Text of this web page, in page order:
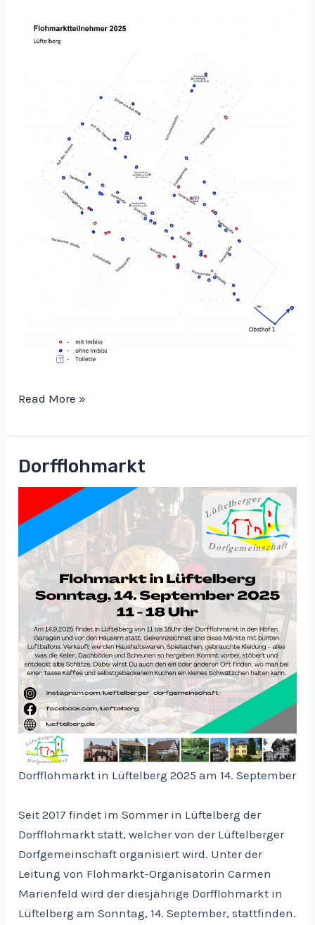
Standplan
Read More »
Dorfflohmarkt
Dorfflohmarkt in Lüftelberg 2025 am 14. September
Seit 2017 findet im Sommer in Lüftelberg der
Dorfflohmarkt statt, welcher von der Lüftelberger
Dorfgemeinschaft organisiert wird. Unter der
Leitung von Flohmarkt-Organisatorin Carmen
Marienfeld wird der diesjährige Dorfflohmarkt in
Lüftelberg am Sonntag, 14. September, stattfinden.